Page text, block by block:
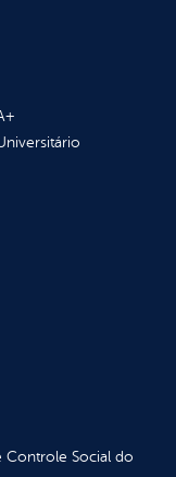
Social do